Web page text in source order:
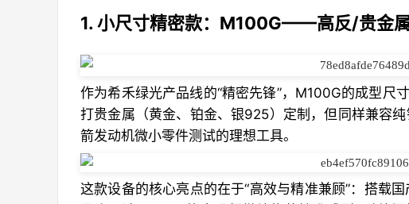
1. 小尺寸精密款：M100G——高反/贵金
作为希禾绿光产品线的“精密先锋”，M100G的成型
打贵金属（黄金、铂金、银925）定制，但同样兼容
箭发动机微小零件测试的理想工具。
这款设备的核心亮点的在于“高效与精准兼顾”：搭载